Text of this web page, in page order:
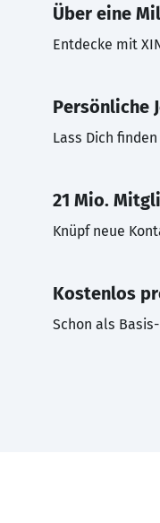
Über eine
Entdecke mit
Persönliche
Lass Dich
21 Mio.
Knüpf neue
Kostenlos
Schon als